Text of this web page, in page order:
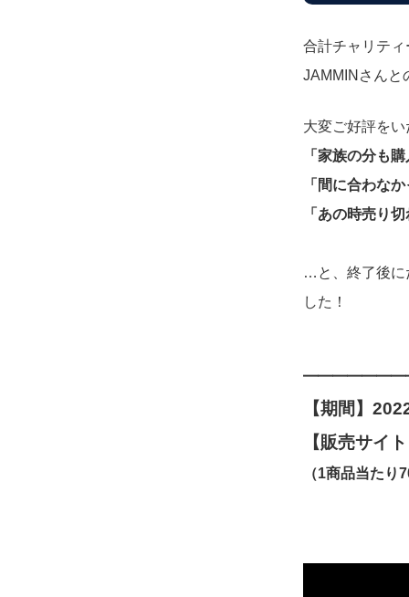
合計チャリテ
JAMMINさんと
大変ご好評を
「家族の分も
「間に合わな
「あの時売り
…と、終了後に
した！
【期間】
【販売サイ
（1商品当た